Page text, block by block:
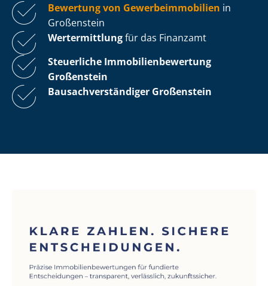
Bewertung von Ge­wer­be­im­mo­bi­li­en in
Großenstein
Wertermittlungfür das Finanzamt
Steuerliche Im­mo­bi­li­en­be­wer­tung
Großenstein
Bau­sach­ver­stän­di­ger Großenstein